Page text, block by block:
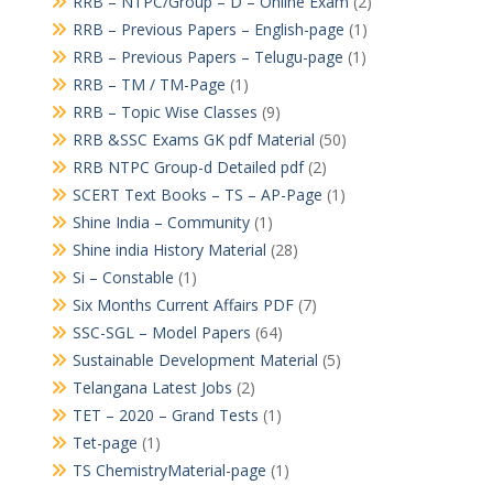
RRB – Previous Papers – English-page (1)
RRB – Previous Papers – Telugu-page (1)
RRB – TM / TM-Page (1)
RRB – Topic Wise Classes (9)
RRB &SSC Exams GK pdf Material (50)
RRB NTPC Group-d Detailed pdf(2)
SCERT Text Books – TS – AP-Page (1)
Shine India – Community(1)
Shine india History Material (28)
Si – Constable (1)
Six Months Current Affairs PDF(7)
SSC-SGL – Model Papers (64)
Sustainable Development Material (5)
Telangana Latest Jobs (2)
TET – 2020 – Grand Tests (1)
Tet-page (1)
TS ChemistryMaterial-page (1)